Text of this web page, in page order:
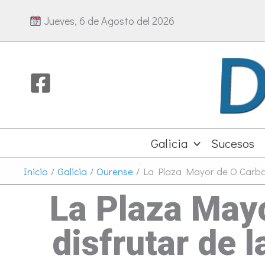
Jueves, 6 de Agosto del 2026
Galicia Sucesos
Inicio Galicia Ourense La Plaza Mayor de O
La Plaza
disfrutar de